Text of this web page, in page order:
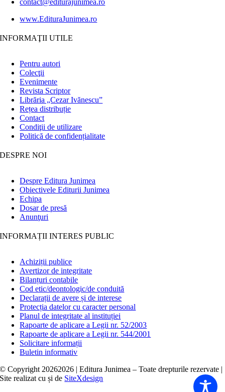
contact@editurajunimea.ro
www.EdituraJunimea.ro
INFORMAŢII UTILE
Pentru autori
Colecţii
Evenimente
Revista Scriptor
Librăria „Cezar Ivănescu”
Rețea distribuție
Contact
Condiţii de utilizare
Politică de confidențialitate
DESPRE NOI
Despre Editura Junimea
Obiectivele Editurii Junimea
Echipa
Dosar de presă
Anunţuri
INFORMAȚII INTERES PUBLIC
Achiziții publice
Avertizor de integritate
Bilanțuri contabile
Cod etic/deontologic/de conduită
Declarații de avere și de interese
Protecția datelor cu caracter personal
Planul de integritate al instituției
Rapoarte de aplicare a Legii nr. 52/2003
Rapoarte de aplicare a Legii nr. 544/2001
Solicitare informații
Buletin informativ
© Copyright 20262026 | Editura Junimea – Toate drepturile rezervate |
Site realizat cușide SiteXdesign